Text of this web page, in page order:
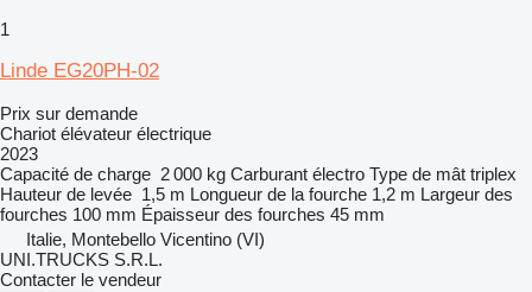
1
Linde EG20PH-02
Prix sur demande
Chariot élévateur électrique
2023
Capacité de charge 2 000 kg Carburant électro Type de mât triplex
Hauteur de levée 1,5 m Longueur de la fourche 1,2 m Largeur des
fourches 100 mm Épaisseur des fourches 45 mm
Italie, Montebello Vicentino (VI)
UNI.TRUCKS S.R.L.
Contacter le vendeur